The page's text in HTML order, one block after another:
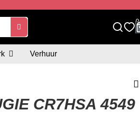
0
Verhuur
CR7HSA 4549